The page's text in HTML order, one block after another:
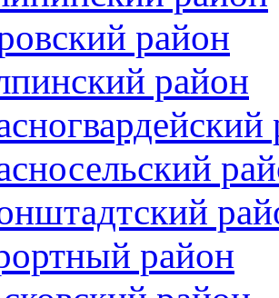
район
район
район